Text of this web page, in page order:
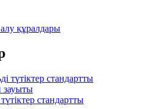
құралдары
стандартты